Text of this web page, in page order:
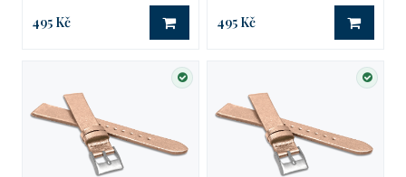
495 Kč DO KOŠÍKU
495 Kč DO
SKLADEM